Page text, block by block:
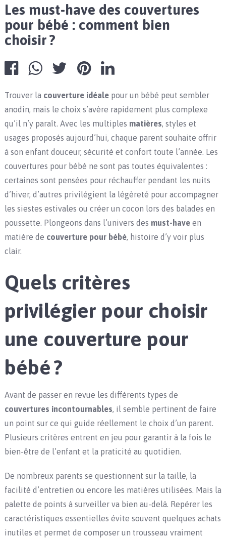
Les must-have des couvertures
pour bébé : comment bien
choisir ?
Trouver la couverture idéalepour un bébé peut sembler
anodin, mais le choix s’avère rapidement plus complexe
qu’il n’y paraît. Avec les multiples matières, styles et
usages proposés aujourd’hui, chaque parent souhaite offrir
à son enfant douceur, sécurité et confort toute l’année. Les
couvertures pour bébé ne sont pas toutes équivalentes :
certaines sont pensées pour réchauffer pendant les nuits
d’hiver, d’autres privilégient la légèreté pour accompagner
les siestes estivales ou créer un cocon lors des balades en
poussette. Plongeons dans l’univers des must-haveen
matière de couverture pour bébé, histoire d’y voir plus
clair.
Quels critères
privilégier pour choisir
une couverture pour
bébé ?
Avant de passer en revue les différents types de
couvertures incontournables, il semble pertinent de faire
un point sur ce qui guide réellement le choix d’un parent.
Plusieurs critères entrent en jeu pour garantir à la fois le
bien-être de l’enfant et la praticité au quotidien.
De nombreux parents se questionnent sur la taille, la
facilité d’entretien ou encore les matières utilisées. Mais la
palette de points à surveiller va bien au-delà. Repérer les
caractéristiques essentielles évite souvent quelques achats
inutiles et permet de composer un trousseau vraiment